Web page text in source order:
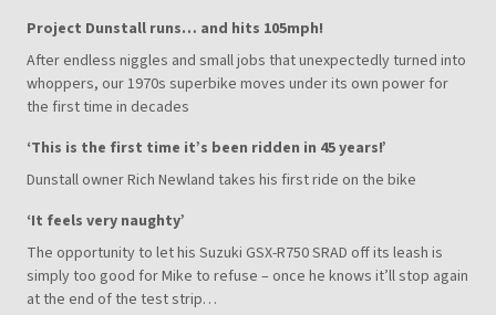
Project Dunstall runs… and hits 105mph!
After endless niggles and small jobs that unexpectedly turned into
whoppers, our 1970s superbike moves under its own power for
the first time in decades
‘This is the first time it’s been ridden in 45 years!’
Dunstall owner Rich Newland takes his first ride on the bike
‘It feels very naughty’
The opportunity to let his Suzuki GSX-R750 SRAD off its leash is
simply too good for Mike to refuse – once he knows it’ll stop again
at the end of the test strip…